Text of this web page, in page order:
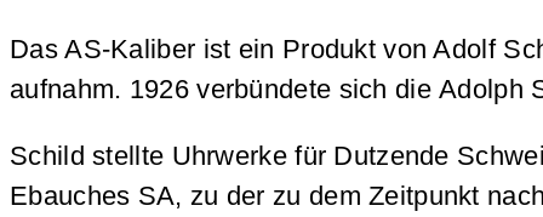
Das AS-Kaliber ist ein Produkt von Adolf
aufnahm. 1926 verbündete sich die Adolph
Schild stellte Uhrwerke für Dutzende
Ebauches SA, zu der zu dem Zeitpunkt